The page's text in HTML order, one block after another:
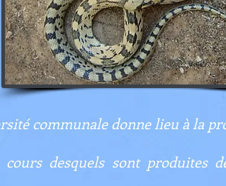
communale donne lieu à la
desquels sont produites